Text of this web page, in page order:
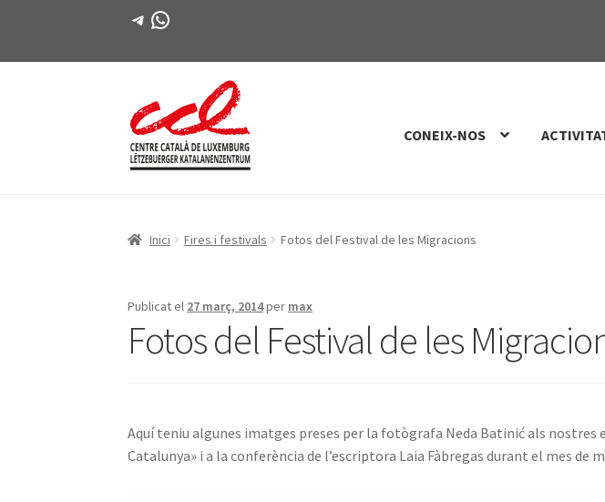
Telegram
WhatsApp
Salta
a
Vés
al
CONEIX-NOS
Inici Fires i festivals Fotos del Festival de les Migracions
Publicat el 27 març, 2014per max
Fotos del Festival de les
Aquí teniu algunes imatges preses per la fotògrafa Neda Batinić als nostres
Catalunya» i a la conferència de l’escriptora Laia Fàbregas durant el mes de